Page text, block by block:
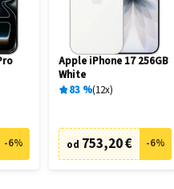
-6%
Apple iPhone 17 256GB
White
83 % 12x
od 753,20 € -6%